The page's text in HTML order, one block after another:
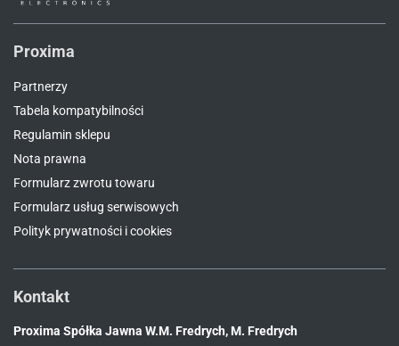
Proxima
Partnerzy
Tabela kompatybilności
Regulamin sklepu
Nota prawna
Formularz zwrotu towaru
Formularz usług serwisowych
Polityk prywatności i cookies
Kontakt
Proxima Spółka Jawna W.M. Fredrych, M. Fredrych